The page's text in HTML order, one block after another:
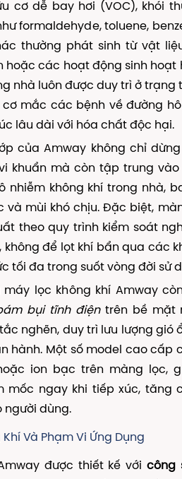
cơ dễ bay hơi (VOC), khói
formaldehyde, toluene,
thường phát sinh từ vật
hoặc các hoạt động sinh hoạt
nhà luôn được duy trì ở trạng
mắc các bệnh về đường
lâu dài với hóa chất độc hại.
của Amway không chỉ
khuẩn mà còn tập trung
nhiễm không khí trong nhà,
và mùi khó chịu. Đặc biệt,
theo quy trình kiểm soát
không để lọt khí bẩn qua các
tối đa trong suốt vòng đời sử
máy lọc không khí Amway
bụi tĩnh điệntrên bề mặt
nghẽn, duy trì lưu lượng gió
hành. Một số model cao cấp
ion bạc trên màng lọc,
mốc ngay khi tiếp xúc, tăng
người dùng.
Và Phạm Vi Ứng Dụng
được thiết kế với công